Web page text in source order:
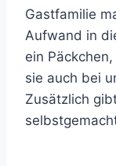
Gastfamilie
Aufwand in
ein
sie auch bei
Zusätzlich